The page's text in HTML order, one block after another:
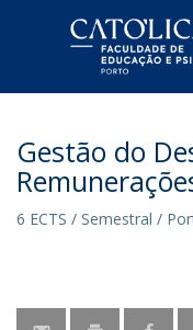
Gestão do
6 ECTS / Semestral /